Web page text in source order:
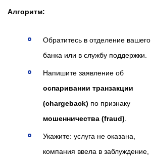
Алгоритм:
Обратитесь в отделение вашего
банка или в службу поддержки.
Напишите заявление об
оспаривании транзакции
(chargeback) по признаку
мошенничества (fraud)
Укажите: услуга не оказана,
компания ввела в заблуждение,